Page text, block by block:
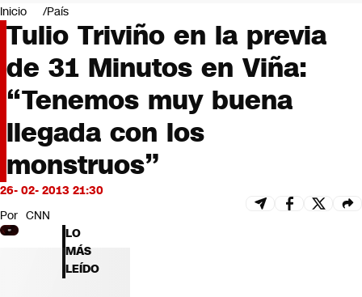
Negocios
Deportes
Programas completos
Cultura
Servicios
Bits
CNN tiempo
Futuro 360
Opinión
Inicio País
Tulio Triviño en la previa
de 31 Minutos en Viña:
“Tenemos muy buena
llegada con los
monstruos”
26- 02- 2013 21:30
Por CNN
LO
MÁS
LEÍDO